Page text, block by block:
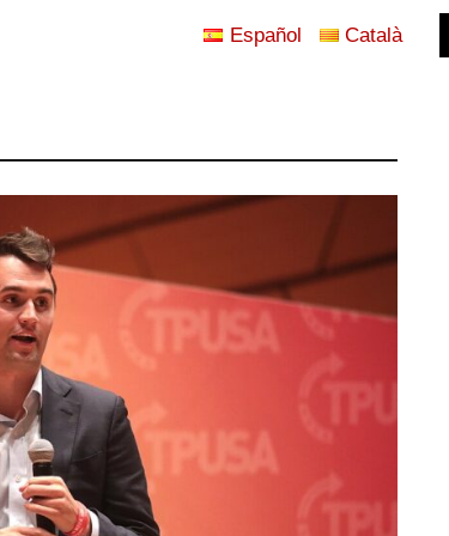
d'Avui
Español Català